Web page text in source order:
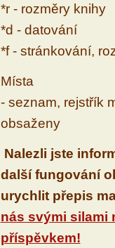
*r - rozměry knihy
*d - datování
*f - stránkování,
Místa
- seznam, rejstřík
obsaženy
Nalezli jste
další fungování
urychlit přepis
nás svými silami
příspěvkem!